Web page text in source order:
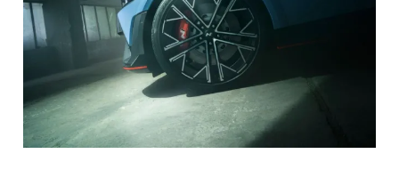
Nabízet
Hyundai